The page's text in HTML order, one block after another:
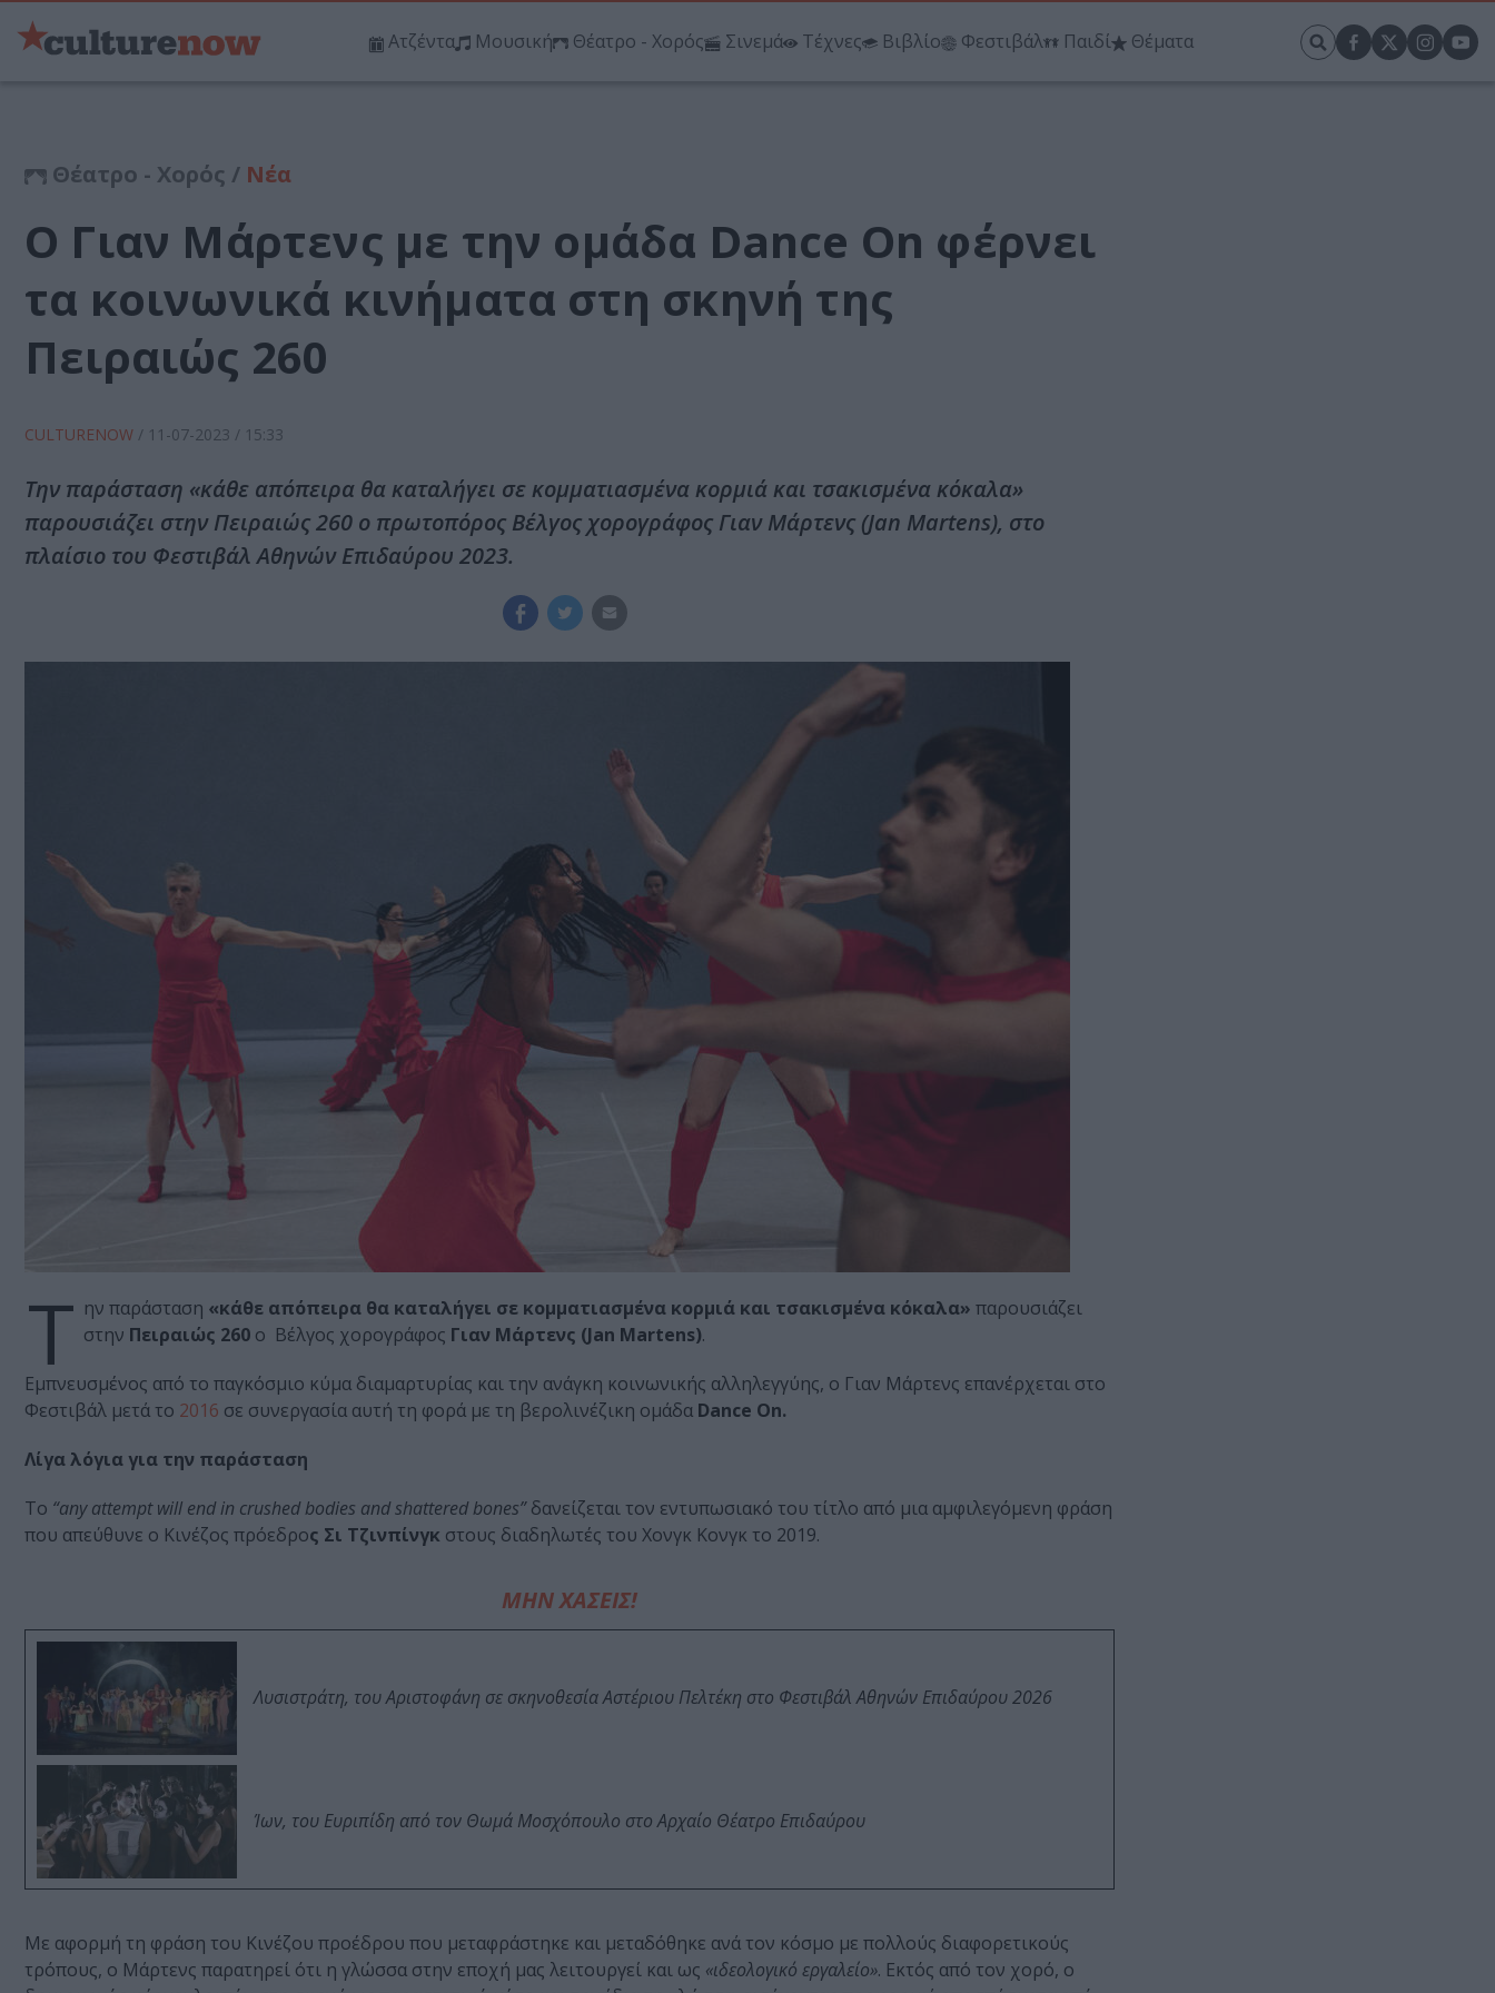
Ατζέντα Μουσική Θέατρο - Χορός Σινεμά Τέχνες Βιβλίο Φεστιβάλ Παιδί Θέματα
Θέατρο - Χορός / Νέα
Ο Γιαν Μάρτενς με την ομάδα Dance On φέρνει
τα κοινωνικά κινήματα στη σκηνή της
Πειραιώς 260
CULTURENOW / 11-07-2023 / 15:33
Την παράσταση «κάθε απόπειρα θα καταλήγει σε κομματιασμένα κορμιά και τσακισμένα κόκαλα»
παρουσιάζει στην Πειραιώς 260 ο πρωτοπόρος Βέλγος χορογράφος Γιαν Μάρτενς (Jan Martens), στο
πλαίσιο του Φεστιβάλ Αθηνών Επιδαύρου 2023.
Τ ην παράσταση «κάθε απόπειρα θα καταλήγει σε κομματιασμένα κορμιά και τσακισμένα κόκαλα» παρουσιάζει
στην Πειραιώς 260 ο Βέλγος χορογράφος Γιαν Μάρτενς (Jan Martens).
Εμπνευσμένος από το παγκόσμιο κύμα διαμαρτυρίας και την ανάγκη κοινωνικής αλληλεγγύης, ο Γιαν Μάρτενς επανέρχεται στο
Φεστιβάλ μετά το 2016 σε συνεργασία αυτή τη φορά με τη βερολινέζικη ομάδα Dance On.
Λίγα λόγια για την παράσταση
Το “any attempt will end in crushed bodies and shattered bones”δανείζεται τον εντυπωσιακό του τίτλο από μια αμφιλεγόμενη φράση
που απεύθυνε ο Κινέζος πρόεδρος Σι Τζινπίνγκ στους διαδηλωτές του Χονγκ Κονγκ το 2019.
ΜΗΝ ΧΑΣΕΙΣ!
Λυσιστράτη, του Αριστοφάνη σε σκηνοθεσία Αστέριου Πελτέκη στο Φεστιβάλ Αθηνών Επιδαύρου 2026
Ίων, του Ευριπίδη από τον Θωμά Μοσχόπουλο στο Αρχαίο Θέατρο Επιδαύρου
Με αφορμή τη φράση του Κινέζου προέδρου που μεταφράστηκε και μεταδόθηκε ανά τον κόσμο με πολλούς διαφορετικούς
τρόπους, ο Μάρτενς παρατηρεί ότι η γλώσσα στην εποχή μας λειτουργεί και ως «ιδεολογικό εργαλείο». Εκτός από τον χορό, ο